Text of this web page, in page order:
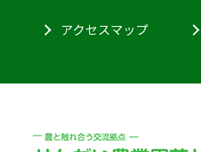
アクセスマップ